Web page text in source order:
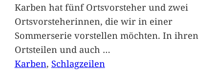
Karben hat fünf Ortsvorsteher und zwei
Ortsvorsteherinnen, die wir in einer
Sommerserie vorstellen möchten. In ihren
Ortsteilen und auch …
Karben, Schlagzeilen